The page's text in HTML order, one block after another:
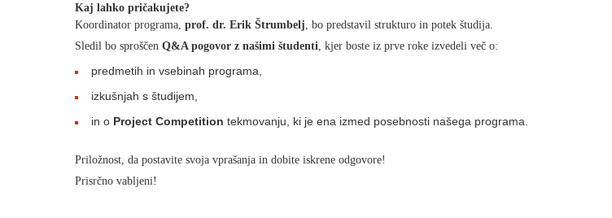
Kaj lahko pričakujete?
Koordinator programa, prof. dr. Erik Štrumbelj, bo predstavil strukturo in potek študija.
Sledil bo sproščen Q&A pogovor z našimi študenti, kjer boste iz prve roke izvedeli več o:
predmetih in vsebinah programa,
izkušnjah s študijem,
in o Project Competition tekmovanju, ki je ena izmed posebnosti našega programa.
Priložnost, da postavite svoja vprašanja in dobite iskrene odgovore!
Prisrčno vabljeni!